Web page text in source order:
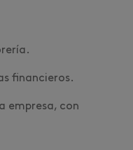
financieros.
empresa, con